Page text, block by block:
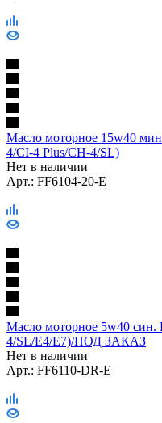
Масло моторное 15w40
4/CI-4 Plus/CH-4/SL)
Нет в наличии
Арт.: FF6104-20-E
Масло моторное 5w40
4/SL/E4/E7)/ПОД ЗАКАЗ
Нет в наличии
Арт.: FF6110-DR-E